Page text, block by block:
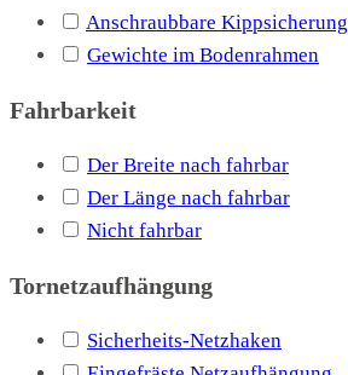
Anschraubbare Kippsicherung
Gewichte im Bodenrahmen
Fahrbarkeit
Der Breite nach fahrbar
Der Länge nach fahrbar
Nicht fahrbar
Tornetzaufhängung
Sicherheits-Netzhaken